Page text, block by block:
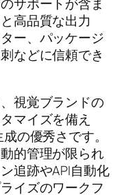
高品質な出力
ー、パッケージ
などに信頼でき
視覚ブランドの
マイズを備え
の優秀さです。
的管理が限られ
追跡やAPI自動化
イズのワークフ